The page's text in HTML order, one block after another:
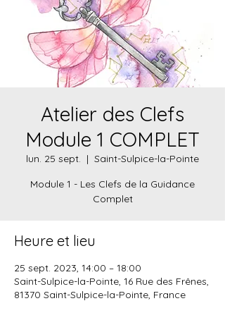
Atelier des Clefs
Module 1 COMPLET
lun. 25 sept.
  |
Saint-Sulpice-la-Pointe
Module 1 - Les Clefs de la Guidance
Complet
Heure et lieu
25 sept. 2023, 14:00 – 18:00
Saint-Sulpice-la-Pointe, 16 Rue des Frênes,
81370 Saint-Sulpice-la-Pointe, France